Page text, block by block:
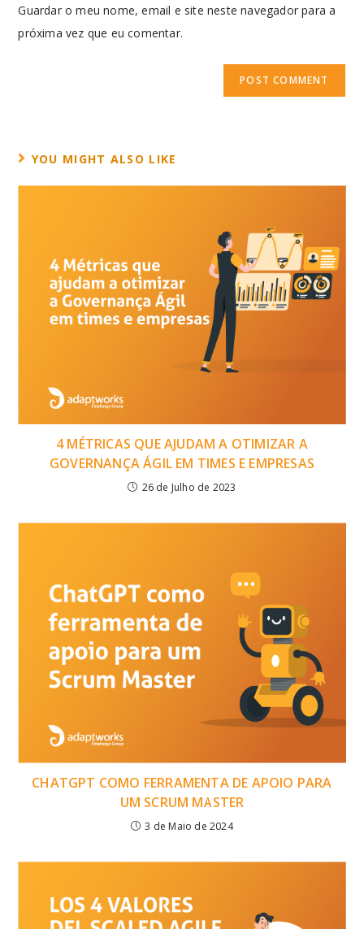
Guardar o meu nome, email e site neste navegador para a
próxima vez que eu comentar.
YOU MIGHT ALSO LIKE
4 MÉTRICAS QUE AJUDAM A OTIMIZAR A
GOVERNANÇA ÁGIL EM TIMES E EMPRESAS
26 de Julho de 2023
CHATGPT COMO FERRAMENTA DE APOIO PARA
UM SCRUM MASTER
3 de Maio de 2024